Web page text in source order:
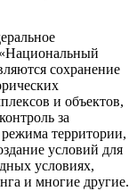
сохранение
и объектов,
за
территории,
условий для
условиях,
и многие другие.